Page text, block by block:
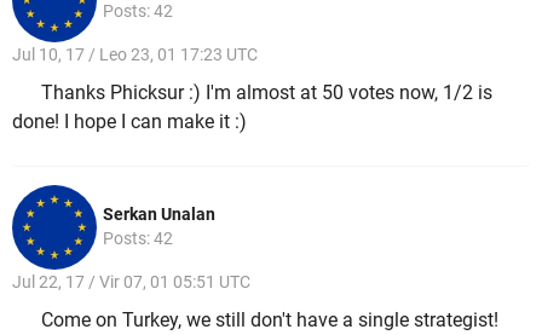
Posts: 42
Jul 10, 17 / Leo 23, 01 17:23 UTC
Thanks Phicksur :) I'm almost at 50 votes now, 1/2 is
done! I hope I can make it :)
Serkan Unalan
Posts: 42
Jul 22, 17 / Vir 07, 01 05:51 UTC
Come on Turkey, we still don't have a single strategist!